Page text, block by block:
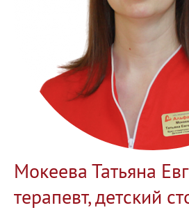
Мокеева Татьяна
терапевт, детский